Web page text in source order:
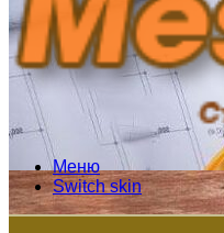
Меню
Switch skin